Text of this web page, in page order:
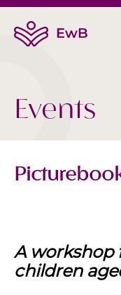
Events
A workshop
children